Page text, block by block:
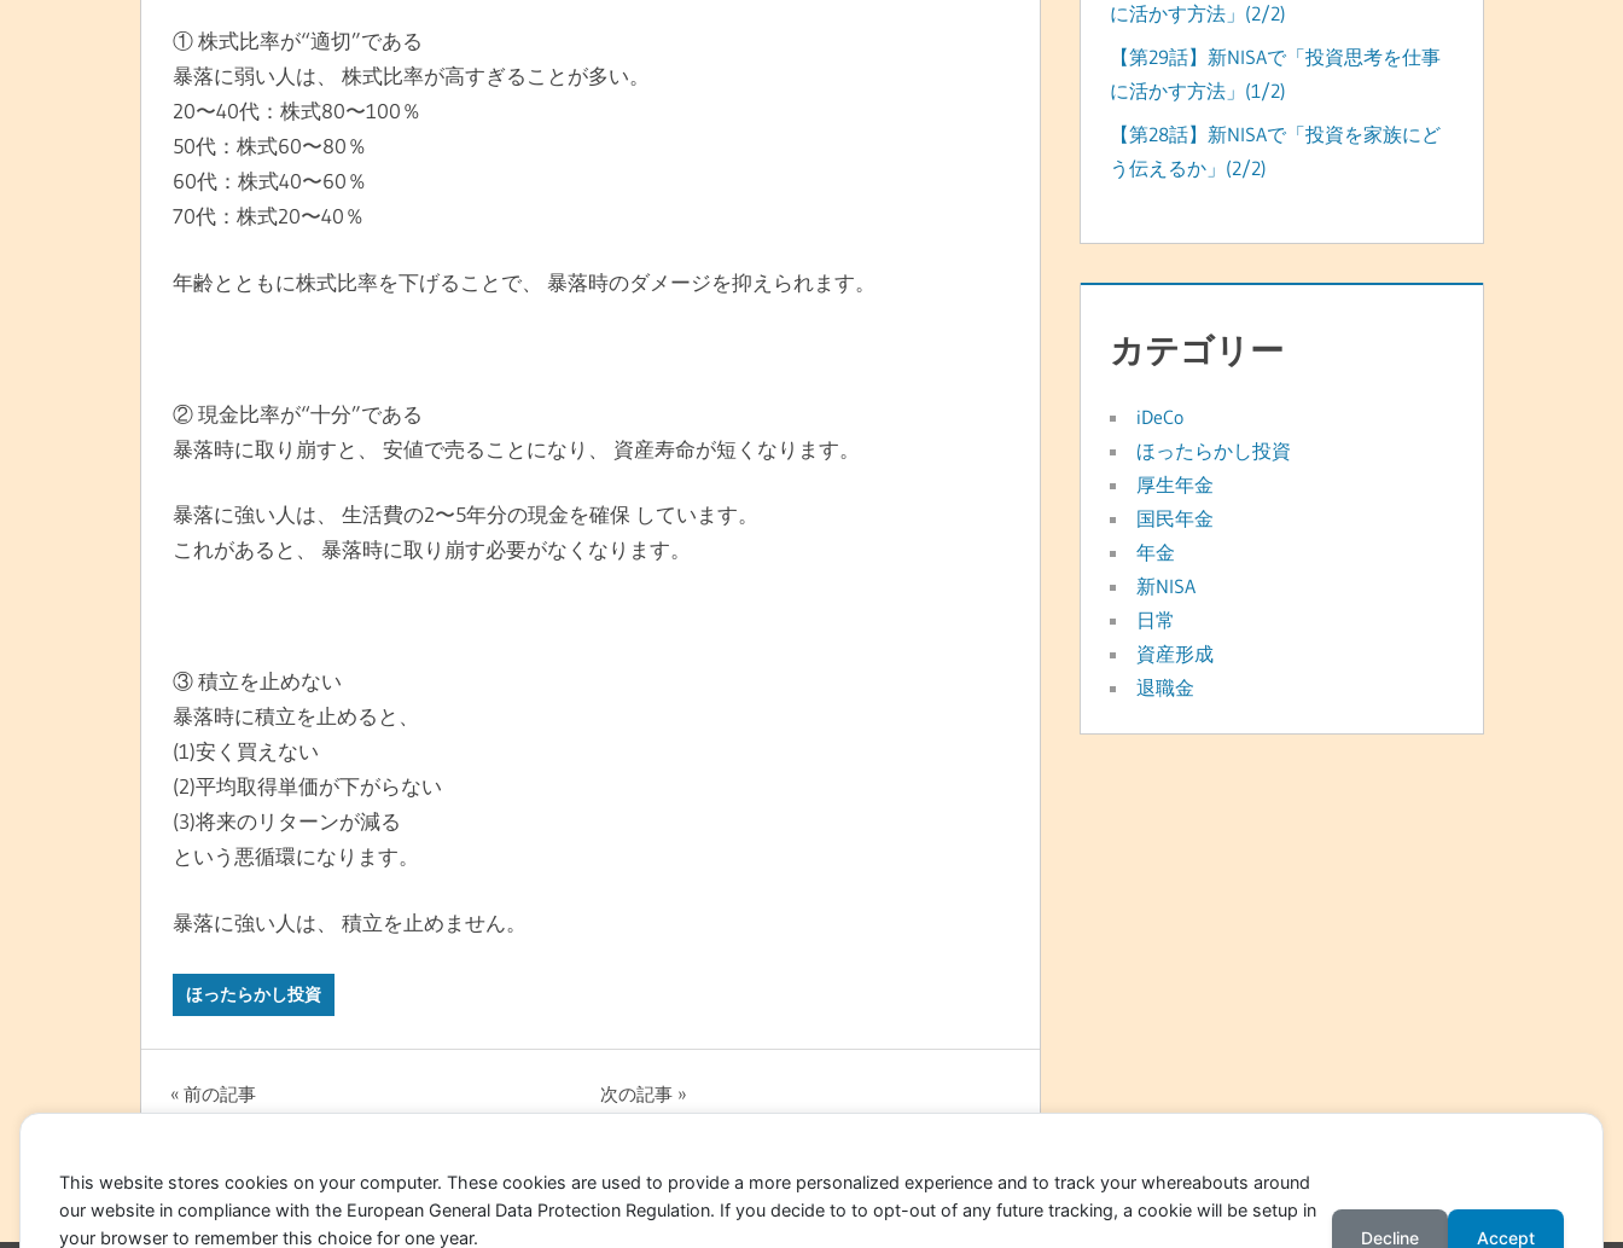
① 株式比率が“適切”である
暴落に弱い人は、 株式比率が高すぎることが多い。
20〜40代：株式80〜100％
50代：株式60〜80％
60代：株式40〜60％
70代：株式20〜40％
年齢とともに株式比率を下げることで、 暴落時のダメージを抑えられます。
② 現金比率が“十分”である
暴落時に取り崩すと、 安値で売ることになり、 資産寿命が短くなります。
暴落に強い人は、 生活費の2〜5年分の現金を確保 しています。
これがあると、 暴落時に取り崩す必要がなくなります。
③ 積立を止めない
暴落時に積立を止めると、
(1)安く買えない
(2)平均取得単価が下がらない
(3)将来のリターンが減る
という悪循環になります。
暴落に強い人は、 積立を止めません。
ほったらかし投資
投
ナ
前の記事 次の記事
に活かす方法」(2/2)
【第29話】新NISAで「投資思考を仕事
に活かす方法」(1/2)
【第28話】新NISAで「投資を家族にど
う伝えるか」(2/2)
カテゴリー
iDeCo
ほったらかし投資
厚生年金
国民年金
年金
新NISA
日常
資産形成
退職金
This website stores cookies on your computer. These cookies are used to provide a more personalized experience and to track your whereabouts around
our website in compliance with the European General Data Protection Regulation. If you decide to to opt-out of any future tracking, a cookie will be setup in
your browser to remember this choice for one year.
Decline Accept